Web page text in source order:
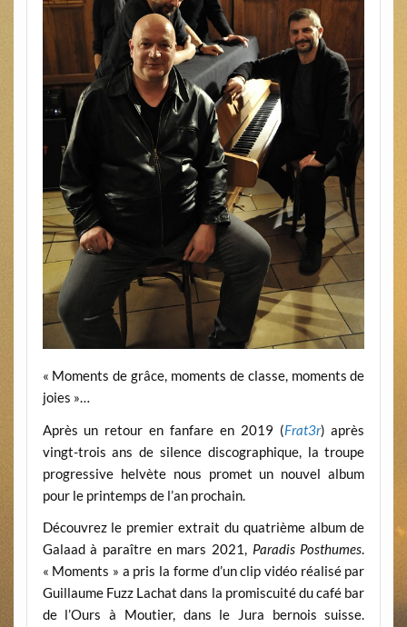
« Moments de grâce, moments de classe, moments de
joies »…
Après un retour en fanfare en 2019 (Frat3r) après
vingt-trois ans de silence discographique, la troupe
progressive helvète nous promet un nouvel album
pour le printemps de l’an prochain.
Découvrez le premier extrait du quatrième album de
Galaad à paraître en mars 2021, Paradis Posthumes.
« Moments » a pris la forme d’un clip vidéo réalisé par
Guillaume Fuzz Lachat dans la promiscuité du café bar
de l’Ours à Moutier, dans le Jura bernois suisse.